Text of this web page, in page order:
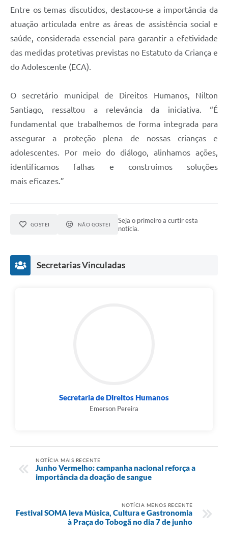
Entre os temas discutidos, destacou-se a importância da
atuação articulada entre as áreas de assistência social e
saúde, considerada essencial para garantir a efetividade
das medidas protetivas previstas no Estatuto da Criança e
do Adolescente (ECA).
O secretário municipal de Direitos Humanos, Nilton
Santiago, ressaltou a relevância da iniciativa. “É
fundamental que trabalhemos de forma integrada para
assegurar a proteção plena de nossas crianças e
adolescentes. Por meio do diálogo, alinhamos ações,
identificamos falhas e construímos soluções
mais eficazes.”
GOSTEI NÃO GOSTEI
Seja o primeiro a curtir esta
notícia.
Secretarias Vinculadas
Secretaria de Direitos Humanos
Emerson Pereira
NOTÍCIA MAIS RECENTE
Junho Vermelho: campanha nacional reforça a
importância da doação de sangue
NOTÍCIA MENOS RECENTE
Festival SOMA leva Música, Cultura e Gastronomia
à Praça do Tobogã no dia 7 de junho